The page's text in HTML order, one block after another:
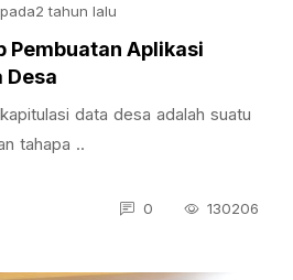
tahun lalu
Pembuatan Aplikasi
Desa
data desa adalah suatu
tahapa ..
0 130206